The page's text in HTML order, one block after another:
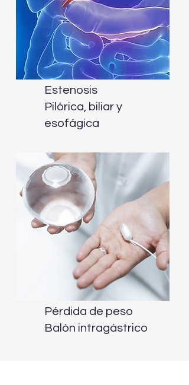
Estenosis
Pilórica, biliar y
esofágica
Pérdida de peso
Balón intragástrico